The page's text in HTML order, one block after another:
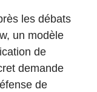
les débats
un modèle
de
demande
de